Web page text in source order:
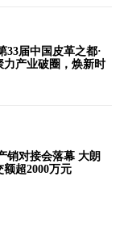
33届中国皮革之都·
力产业破圈，焕新时
销对接会落幕 大朗
超2000万元